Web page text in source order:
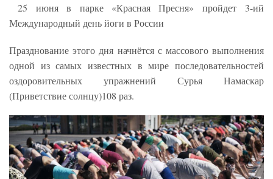
25 июня в парке «Красная Пресня» пройдет 3-ий
Международный день йоги в России
Празднование этого дня начнётся с массового выполнения
одной из самых известных в мире последовательностей
оздоровительных упражнений Сурья Намаскар
(Приветствие солнцу)108 раз.